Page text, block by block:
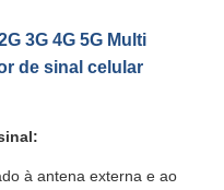
3G 4G 5G Multi
de sinal celular
à antena externa e ao